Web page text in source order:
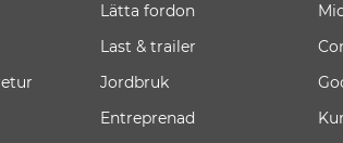
Lätta fordon
Last & trailer
Jordbruk
Entreprenad